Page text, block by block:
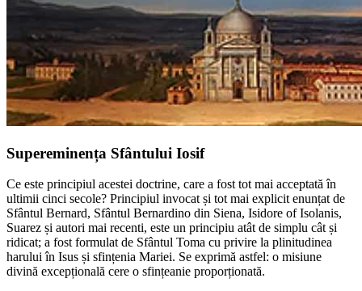
Supereminența Sfântului Iosif
Ce este principiul acestei doctrine, care a fost tot mai acceptată în
ultimii cinci secole? Principiul invocat și tot mai explicit enunțat de
Sfântul Bernard, Sfântul Bernardino din Siena, Isidore of Isolanis,
Suarez și autori mai recenti, este un principiu atât de simplu cât și
ridicat; a fost formulat de Sfântul Toma cu privire la plinitudinea
harului în Isus și sfințenia Mariei. Se exprimă astfel: o misiune
divină excepțională cere o sfințeanie proporționată.